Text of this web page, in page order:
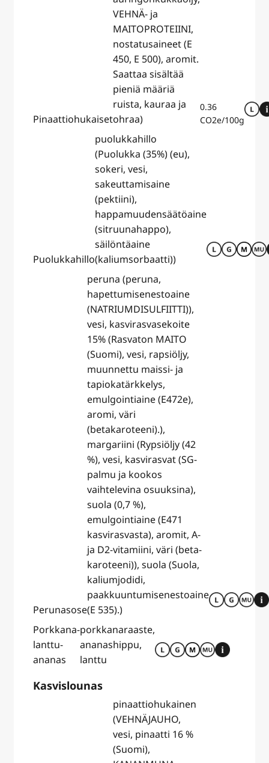
Pinaattiohukaiset
VEHNÄ- ja
MAITOPROTEIINI,
nostatusaineet (E
450, E 500), aromit.
Saattaa sisältää
pieniä määriä
ruista, kauraa ja
ohraa)
0.36
CO2e/100g
Puolukkahillo
puolukkahillo
(Puolukka (35%) (eu),
sokeri, vesi,
sakeuttamisaine
(pektiini),
happamuudensäätöaine
(sitruunahappo),
säilöntäaine
(kaliumsorbaatti))
Perunasose
peruna (peruna,
hapettumisenestoaine
( NATRIUMDISULFIITTI)),
vesi, kasvirasvasekoite
15% (Rasvaton MAITO
(Suomi), vesi, rapsiöljy,
muunnettu maissi- ja
tapiokatärkkelys,
emulgointiaine (E472e),
aromi, väri
(betakaroteeni).),
margariini (Rypsiöljy (42
%), vesi, kasvirasvat (SG-
palmu ja kookos
vaihtelevina osuuksina),
suola (0,7 %),
emulgointiaine (E471
kasvirasvasta), aromit, A-
ja D2-vitamiini, väri (beta-
karoteeni)), suola (Suola,
kaliumjodidi,
paakkuuntumisenestoaine
(E 535).)
Porkkana-
lanttu-
ananas
porkkanaraaste,
ananashippu,
lanttu
Kasvislounas
pinaattiohukainen
(VEHNÄJAUHO,
vesi, pinaatti 16 %
(Suomi),